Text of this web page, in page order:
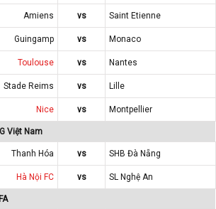
Amiens vs
Saint Etienne
Guingamp vs
Monaco
Toulouse vs
Nantes
Stade Reims vs
Lille
Nice vs Montpellier
Việt Nam
Thanh Hóa vs
SHB Đà Nẵng
Hà Nội FC vs SL Nghệ An